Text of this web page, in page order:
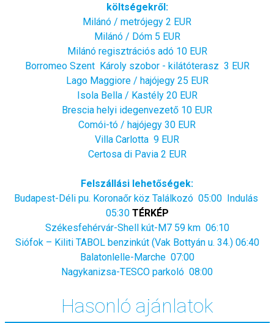
költségekről:
Milánó / metrójegy 2 EUR
Milánó / Dóm 5 EUR
Milánó regisztrációs adó 10 EUR
Borromeo Szent Károly szobor - kilátóterasz 3 EUR
Lago Maggiore / hajójegy 25 EUR
Isola Bella / Kastély 20 EUR
Brescia helyi idegenvezető 10 EUR
Comói-tó / hajójegy 30 EUR
Villa Carlotta 9 EUR
Certosa di Pavia 2 EUR
Felszállási lehetőségek:
Budapest-Déli pu. Koronaőr köz Találkozó 05:00 Indulás
05:30 TÉRKÉP
Székesfehérvár-Shell kút-M7 59 km 06:10
Siófok – Kiliti TABOL benzinkút (Vak Bottyán u. 34.) 06:40
Balatonlelle-Marche 07:00
Nagykanizsa-TESCO parkoló 08:00
Hasonló ajánlatok